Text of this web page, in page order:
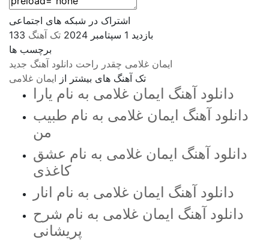
اشتراک در شبکه های اجتماعی
133 بازدید 1 سپتامبر 2024
تک آهنگ
برچسب ها
ایمان غلامی چقدر راحت دانلود آهنگ جدید
تک آهنگ های بیشتر از ایمان غلامی
دانلود آهنگ ایمان غلامی به نام یارا
دانلود آهنگ ایمان غلامی به نام طبیب
من
دانلود آهنگ ایمان غلامی به نام عشق
کاغذی
دانلود آهنگ ایمان غلامی به نام انار
دانلود آهنگ ایمان غلامی به نام شرح
پریشانی